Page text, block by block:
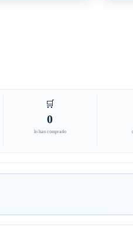
🛒
0
lo han comprado